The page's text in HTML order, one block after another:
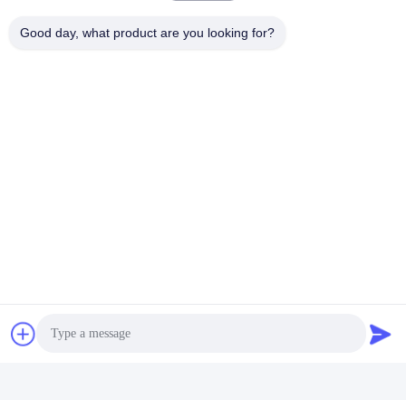
Good day, what product are you looking for?